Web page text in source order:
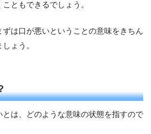
ともできるでしょう。
ずは口が悪いということの意味をきちん
ょう。
とは、どのような意味の状態を指すので